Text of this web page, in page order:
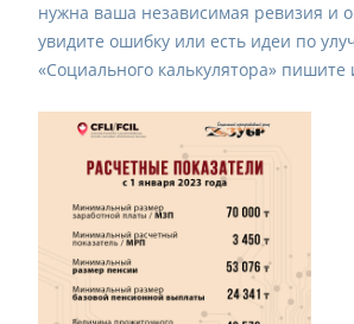
нужна ваша независимая ревизия и
увидите ошибку или есть идеи по
«Социального калькулятора» пишите